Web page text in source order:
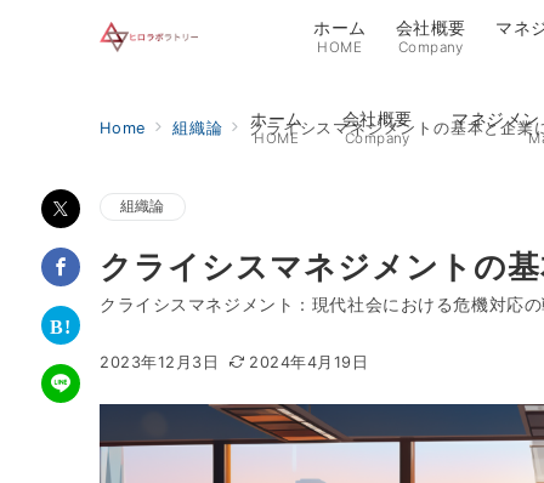
ホーム
HOME
会社概要
Company
マネジメ
ホーム
HOME
会社概要
Company
マネ
Home 組織論 クライシスマネジメントの基本と企業
組織論
クライシスマネジメントの
クライシスマネジメント：現代社会における危機対応
2023年12月3日 2024年4月19日